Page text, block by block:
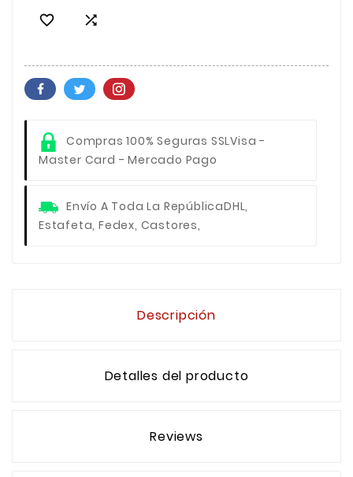
 
Compras 100% Seguras SSLVisa -
Master Card - Mercado Pago
Envío A Toda La RepúblicaDHL,
Estafeta, Fedex, Castores,
Descripción
Detalles del producto
Reviews